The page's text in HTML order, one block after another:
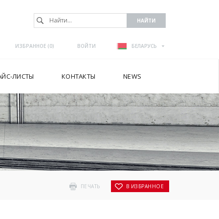
ИЗБРАННОЕ (0) ВОЙТИ БЕЛАРУСЬ
ЛИСТЫ КОНТАКТЫ NEWS
ПЕЧАТЬ В ИЗБРАННОЕ